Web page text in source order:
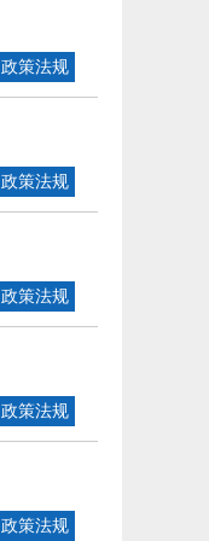
政策法规
政策法规
政策法规
政策法规
政策法规